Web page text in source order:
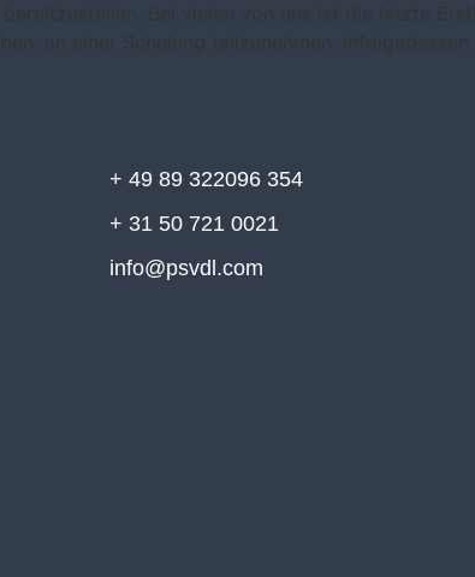
Bei vielen von uns ist die letzte
an einer Schulung teilzunehmen.
+ 49 89 322096 354
+ 31 50 721 0021
info@psvdl.com